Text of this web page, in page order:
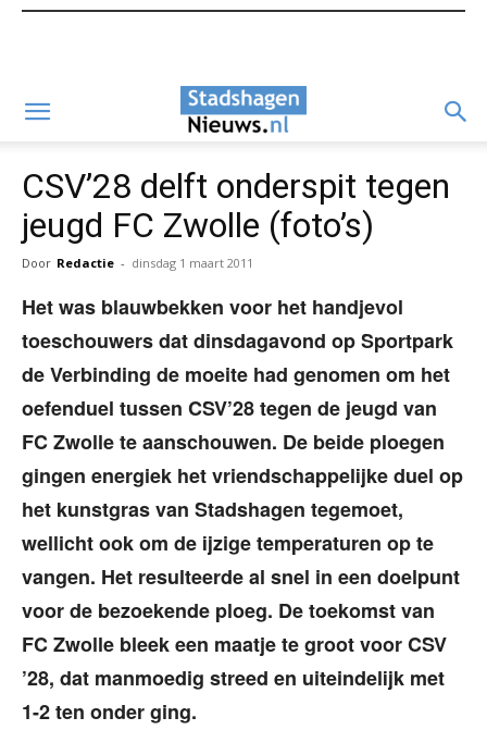
CSV’28 delft onderspit tegen
jeugd FC Zwolle (foto’s)
Door Redactie - dinsdag 1 maart 2011
Het was blauwbekken voor het handjevol
toeschouwers dat dinsdagavond op Sportpark
de Verbinding de moeite had genomen om het
oefenduel tussen CSV’28 tegen de jeugd van
FC Zwolle te aanschouwen. De beide ploegen
gingen energiek het vriendschappelijke duel op
het kunstgras van Stadshagen tegemoet,
wellicht ook om de ijzige temperaturen op te
vangen. Het resulteerde al snel in een doelpunt
voor de bezoekende ploeg. De toekomst van
FC Zwolle bleek een maatje te groot voor CSV
’28, dat manmoedig streed en uiteindelijk met
1-2 ten onder ging.